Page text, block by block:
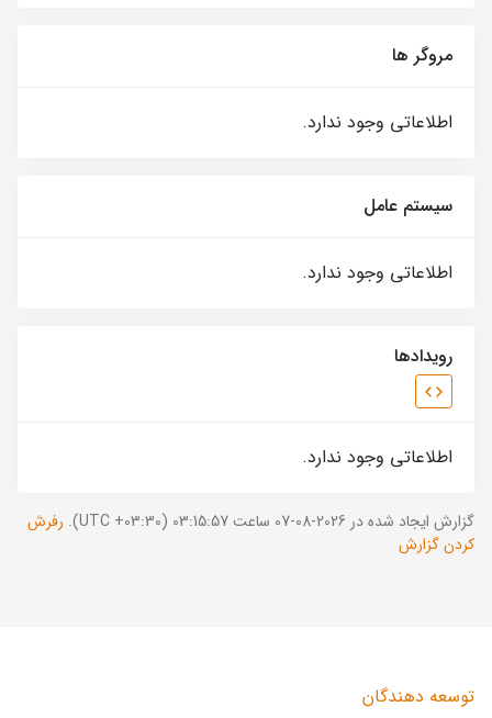
مروگر ها
اطلاعاتی وجود ندارد.
سیستم عامل
اطلاعاتی وجود ندارد.
رویدادها
اطلاعاتی وجود ندارد.
گزارش ایجاد شده در 2026-08-07 ساعت 03:15:57 (UTC +03:30).
رفرش
کردن گزارش
توسعه دهندگان